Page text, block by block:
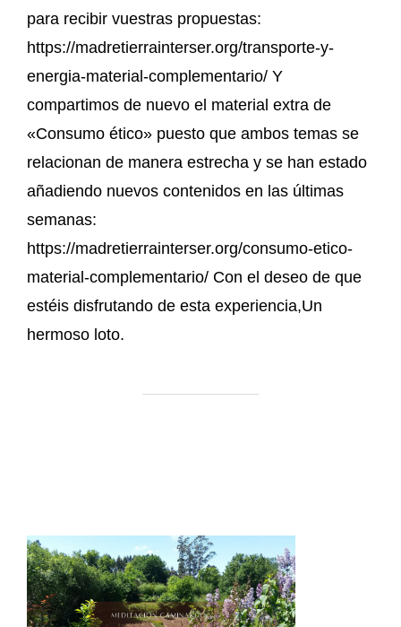
para recibir vuestras propuestas:
https://madretierrainterser.org/transporte-y-
energia-material-complementario/ Y
compartimos de nuevo el material extra de
«Consumo ético» puesto que ambos temas se
relacionan de manera estrecha y se han estado
añadiendo nuevos contenidos en las últimas
semanas:
https://madretierrainterser.org/consumo-etico-
material-complementario/ Con el deseo de que
estéis disfrutando de esta experiencia,Un
hermoso loto.